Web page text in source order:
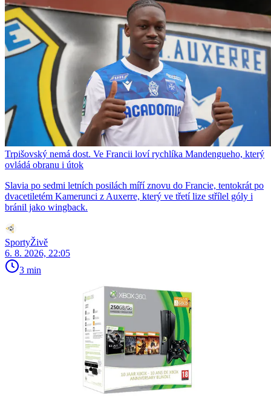
Trpišovský nemá dost. Ve Francii loví rychlíka Mandengueho, který
ovládá obranu i útok
Slavia po sedmi letních posilách míří znovu do Francie, tentokrát po
dvacetiletém Kamerunci z Auxerre, který ve třetí lize střílel góly i
bránil jako wingback.
SportyŽivě
6. 8. 2026, 22:05
3 min